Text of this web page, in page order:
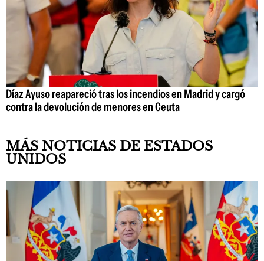
Díaz Ayuso reapareció tras los incendios en Madrid y cargó
contra la devolución de menores en Ceuta
MÁS NOTICIAS DE ESTADOS
UNIDOS